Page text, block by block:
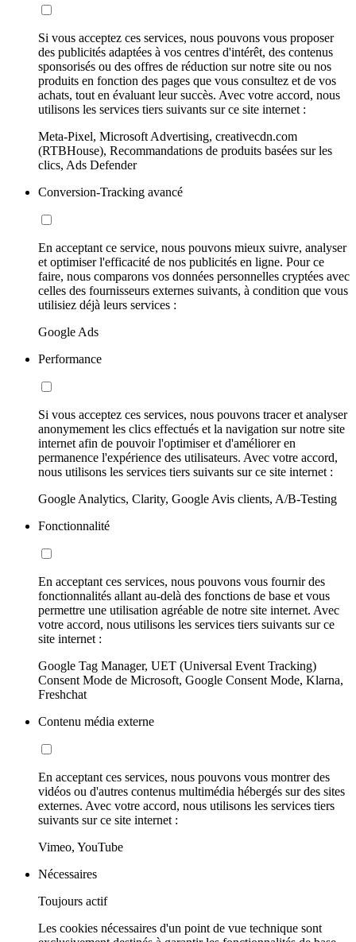
Si vous acceptez ces services, nous pouvons vous proposer
des publicités adaptées à vos centres d'intérêt, des contenus
sponsorisés ou des offres de réduction sur notre site ou nos
produits en fonction des pages que vous consultez et de vos
achats, tout en évaluant leur succès. Avec votre accord, nous
utilisons les services tiers suivants sur ce site internet :
Meta-Pixel, Microsoft Advertising, creativecdn.com
(RTBHouse), Recommandations de produits basées sur les
clics, Ads Defender
Conversion-Tracking avancé
En acceptant ce service, nous pouvons mieux suivre, analyser
et optimiser l'efficacité de nos publicités en ligne. Pour ce
faire, nous comparons vos données personnelles cryptées avec
celles des fournisseurs externes suivants, à condition que vous
utilisiez déjà leurs services :
Google Ads
Performance
Si vous acceptez ces services, nous pouvons tracer et analyser
anonymement les clics effectués et la navigation sur notre site
internet afin de pouvoir l'optimiser et d'améliorer en
permanence l'expérience des utilisateurs. Avec votre accord,
nous utilisons les services tiers suivants sur ce site internet :
Google Analytics, Clarity, Google Avis clients, A/B-Testing
Fonctionnalité
En acceptant ces services, nous pouvons vous fournir des
fonctionnalités allant au-delà des fonctions de base et vous
permettre une utilisation agréable de notre site internet. Avec
votre accord, nous utilisons les services tiers suivants sur ce
site internet :
Google Tag Manager, UET (Universal Event Tracking)
Consent Mode de Microsoft, Google Consent Mode, Klarna,
Freshchat
Contenu média externe
En acceptant ces services, nous pouvons vous montrer des
vidéos ou d'autres contenus multimédia hébergés sur des sites
externes. Avec votre accord, nous utilisons les services tiers
suivants sur ce site internet :
Vimeo, YouTube
Nécessaires
Toujours actif
Les cookies nécessaires d'un point de vue technique sont